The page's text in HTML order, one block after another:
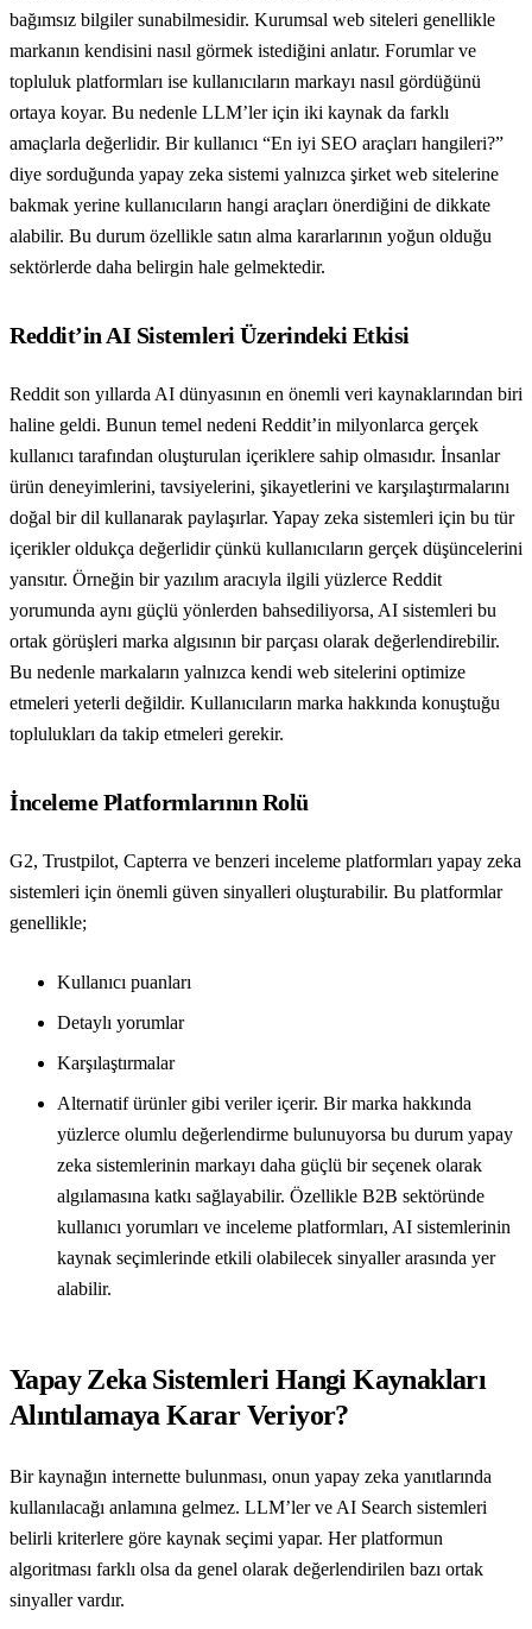
bağımsız bilgiler sunabilmesidir. Kurumsal web siteleri genellikle
markanın kendisini nasıl görmek istediğini anlatır. Forumlar ve
topluluk platformları ise kullanıcıların markayı nasıl gördüğünü
ortaya koyar. Bu nedenle LLM’ler için iki kaynak da farklı
amaçlarla değerlidir. Bir kullanıcı “En iyi SEO araçları hangileri?”
diye sorduğunda yapay zeka sistemi yalnızca şirket web sitelerine
bakmak yerine kullanıcıların hangi araçları önerdiğini de dikkate
alabilir. Bu durum özellikle satın alma kararlarının yoğun olduğu
sektörlerde daha belirgin hale gelmektedir.
Reddit’in AI Sistemleri Üzerindeki Etkisi
Reddit son yıllarda AI dünyasının en önemli veri kaynaklarından biri
haline geldi. Bunun temel nedeni Reddit’in milyonlarca gerçek
kullanıcı tarafından oluşturulan içeriklere sahip olmasıdır. İnsanlar
ürün deneyimlerini, tavsiyelerini, şikayetlerini ve karşılaştırmalarını
doğal bir dil kullanarak paylaşırlar. Yapay zeka sistemleri için bu tür
içerikler oldukça değerlidir çünkü kullanıcıların gerçek düşüncelerini
yansıtır. Örneğin bir yazılım aracıyla ilgili yüzlerce Reddit
yorumunda aynı güçlü yönlerden bahsediliyorsa, AI sistemleri bu
ortak görüşleri marka algısının bir parçası olarak değerlendirebilir.
Bu nedenle markaların yalnızca kendi web sitelerini optimize
etmeleri yeterli değildir. Kullanıcıların marka hakkında konuştuğu
toplulukları da takip etmeleri gerekir.
İnceleme Platformlarının Rolü
G2, Trustpilot, Capterra ve benzeri inceleme platformları yapay zeka
sistemleri için önemli güven sinyalleri oluşturabilir. Bu platformlar
genellikle;
Kullanıcı puanları
Detaylı yorumlar
Karşılaştırmalar
Alternatif ürünler gibi veriler içerir. Bir marka hakkında
yüzlerce olumlu değerlendirme bulunuyorsa bu durum yapay
zeka sistemlerinin markayı daha güçlü bir seçenek olarak
algılamasına katkı sağlayabilir. Özellikle B2B sektöründe
kullanıcı yorumları ve inceleme platformları, AI sistemlerinin
kaynak seçimlerinde etkili olabilecek sinyaller arasında yer
alabilir.
Yapay Zeka Sistemleri Hangi Kaynakları
Alıntılamaya Karar Veriyor?
Bir kaynağın internette bulunması, onun yapay zeka yanıtlarında
kullanılacağı anlamına gelmez. LLM’ler ve AI Search sistemleri
belirli kriterlere göre kaynak seçimi yapar. Her platformun
algoritması farklı olsa da genel olarak değerlendirilen bazı ortak
sinyaller vardır.